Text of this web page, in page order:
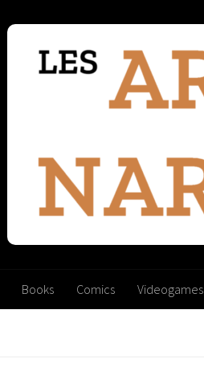
Books Comics Videogames